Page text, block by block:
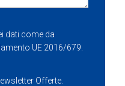
dati come da
UE 2016/679.
Offerte.